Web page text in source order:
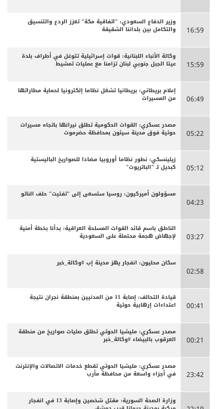
16:59
وزير الدفاع السعودي: "اتفاقية مكة" تعزز الردع والتنسيق
والتكامل بين بلداننا الشقيقة
15:59
وكالة الأنباء اللبنانية: قوات إسرائيلية تتوغل في أطراف بلدة
عيتا الجبل جنوبي لبنان تزامنا مع عمليات تمشيط
06:49
إعلام بريطاني: بريطانيا تشغل نظاما إلكترونيا لحماية مطاراتها
من المسيرات
05:22
مصدر عسكري: القوات الحكومية تطلق نيرانها باتجاه مسيرات
حوثية فوق مدينة سيئون بمحافظة حضرموت
05:12
زيلينسكي: نطور نظاما أوروبيا مضادا للصواريخ الباليستية
كبديل لـ "الباتريوت"
04:23
مسؤولون أميركيون: روسيا ستسعى إلى "تفتيت" حلف الناتو
03:27
الناطق باسم قائد القوات المسلحة العراقية: بدأنا بخطة أمنية
لإجهاض هجمة محتملة على السعودية
02:58
سكان محليون: انفجار يهز مدينة إب #وكالة_خبر
00:41
قيادة التحالف: إصابة 11 من المدنيين بمنطقة نجران نتيجة
اعتداءات إرهابية حوثية
00:21
مصدر عسكري: مليشيا الحوثي تطلق صليات صواريخ من منطقة
العرقوب بالبيضاء #وكالة_خبر
23:42
مصدر عسكري: مليشيا الحوثي تقطع خدمات الاتصالات والإنترنت
في أجزاء واسعة من محافظة مأرب
وزارة الصحة السورية: مقتل شخصين وإصابة 13 في انفجار